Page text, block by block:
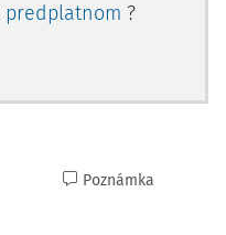
predplatnom ?
Poznámka